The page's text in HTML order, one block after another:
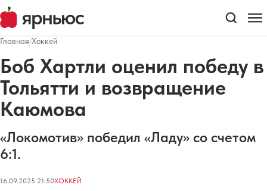
Главная/Хоккей
Боб Хартли оценил победу в
Тольятти и возвращение
Каюмова
«Локомотив» победил «Ладу» со счетом
6:1.
16.09.2025 21:50ХОККЕЙ